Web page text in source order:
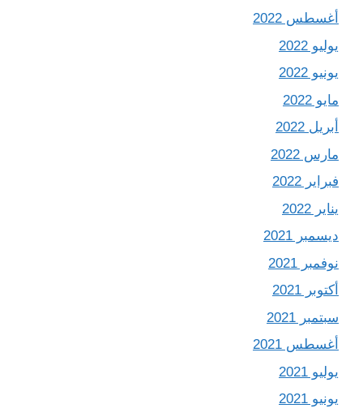
أغسطس 2022
يوليو 2022
يونيو 2022
مايو 2022
أبريل 2022
مارس 2022
فبراير 2022
يناير 2022
ديسمبر 2021
نوفمبر 2021
أكتوبر 2021
سبتمبر 2021
أغسطس 2021
يوليو 2021
يونيو 2021